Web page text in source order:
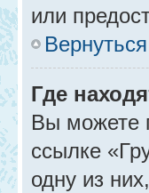
или
Где
Вы можете
ссылке
одну из